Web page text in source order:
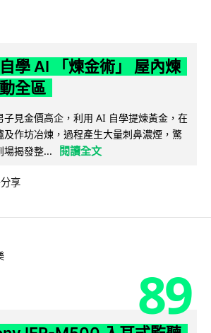
學 AI 「煉金術」 屋內煉
全區
子見金價高企，利用 AI 自學提煉黃金，在
及作坊冶煉，過程產生大量刺鼻濃煙，驚
場揭發整...
閱讀全文
分享
89